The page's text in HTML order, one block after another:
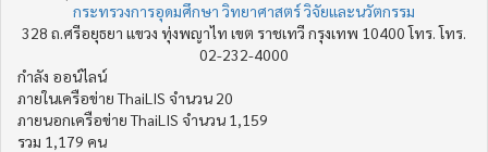
กระทรวงการอุดมศึกษา วิทยาศาสตร์ วิจัยและนวัตกรรม
328 ถ.ศรีอยุธยา แขวง ทุ่งพญาไท เขต ราชเทวี กรุงเทพ 10400 โทร. โทร.
02-232-4000
กำลัง ออน์ไลน์
ภายในเครือข่าย ThaiLIS จำนวน 20
ภายนอกเครือข่าย ThaiLIS จำนวน 1,159
รวม 1,179 คน